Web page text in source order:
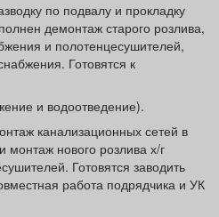
по подвалу и прокладку
демонтаж старого розлива,
и полотенцесушителей,
Готовятся к
и водоотведение).
канализационных сетей в
монтаж нового розлива х/г
Готовятся заводить
работа подрядчика и УК